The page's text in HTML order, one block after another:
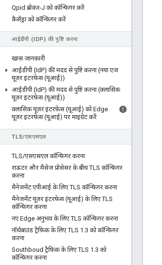
Qpid ब्रोकर-J को कॉन्फ़िगर करें
कैसेंड्रा को कॉन्फ़िगर करें
आईडीपी (IDP) की पुष्टि करना
खास जानकारी
आईडीपी (IdP) की मदद से पुष्टि करना (नया एज
यूज़र इंटरफ़ेस (यूआई))
आईडीपी (IdP) की मदद से पुष्टि करना (क्लासिक
यूज़र इंटरफ़ेस (यूआई))
क्लासिक यूज़र इंटरफ़ेस (यूआई) को Edge
यूज़र इंटरफ़ेस (यूआई) पर माइग्रेट करें
TLS/एसएसएल
TLS/एसएसएल कॉन्फ़िगर करना
राऊटर और मैसेज प्रोसेसर के बीच TLS कॉन्फ़िगर
करना
मैनेजमेंट एपीआई के लिए TLS कॉन्फ़िगर करना
मैनेजमेंट यूज़र इंटरफ़ेस (यूआई) के लिए TLS
कॉन्फ़िगर करना
नए Edge अनुभव के लिए TLS कॉन्फ़िगर करना
नॉर्थबाउंड ट्रैफ़िक के लिए TLS 1 .3 को कॉन्फ़िगर
करना
Southboud ट्रैफ़िक के लिए TLS 1 .3 को
कॉन्फ़िगर करना